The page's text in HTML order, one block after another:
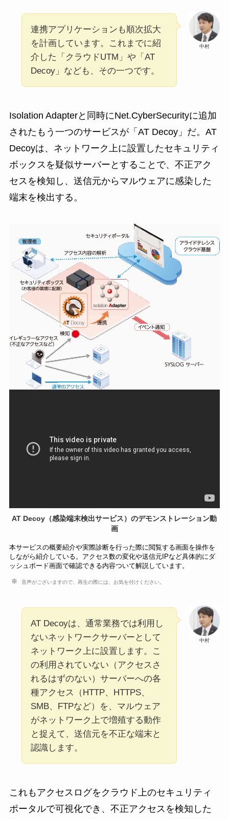
中村
連携アプリケーションも順次拡大
を計画しています。これまでに紹
介した「クラウドUTM」や「AT
Decoy」なども、その一つです。
Isolation Adapterと同時にNet.CyberSecurityに追加
されたもう一つのサービスが「AT Decoy」だ。AT
Decoyは、ネットワーク上に設置したセキュリティ
ボックスを疑似サーバーとすることで、不正アク
セスを検知し、送信元からマルウェアに感染した
端末を検出する。
AT Decoy（感染端末検出サービス）のデモンストレーション動
画
本サービスの概要紹介や実際診断を行った際に閲覧する画面を操作を
しながら紹介している。アクセス数の変化や送信元IPなど具体的にダ
ッシュボード画面で確認できる内容ついて解説しています。
音声がございますので、再生の際には、お気を付けください。
中村
AT Decoyは、通常業務では利用し
ないネットワークサーバーとして
ネットワーク上に設置します。こ
の利用されていない（アクセスさ
れるはずのない）サーバーへの各
種アクセス（HTTP、HTTPS、
SMB、FTPなど）を、マルウェア
がネットワーク上で増殖する動作
と捉えて、送信元を不正な端末と
認識します。
これもアクセスログをクラウド上のセキュリティ
ポータルで可視化でき、不正アクセスを検知した